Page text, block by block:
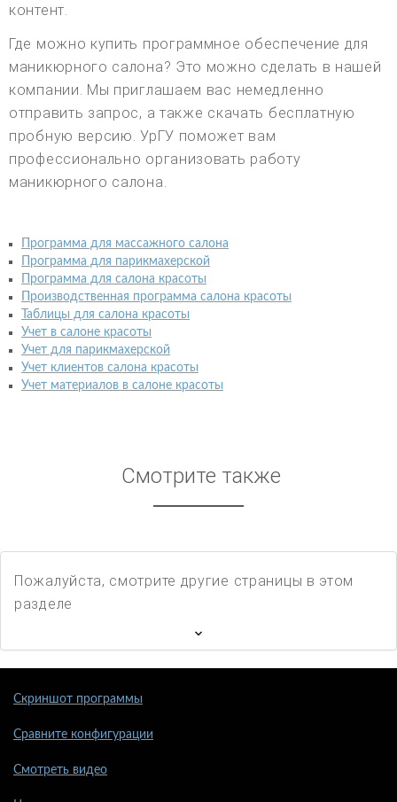
контент.
Где можно купить программное обеспечение для
маникюрного салона? Это можно сделать в нашей
компании. Мы приглашаем вас немедленно
отправить запрос, а также скачать бесплатную
пробную версию. УрГУ поможет вам
профессионально организовать работу
маникюрного салона.
Программа для массажного салона
Программа для парикмахерской
Программа для салона красоты
Производственная программа салона красоты
Таблицы для салона красоты
Учет в салоне красоты
Учет для парикмахерской
Учет клиентов салона красоты
Учет материалов в салоне красоты
Смотрите также
Пожалуйста, смотрите другие страницы в этом
разделе
Скриншот программы
Сравните конфигурации
Смотреть видео